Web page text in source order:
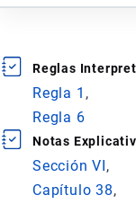
Reglas
Regla 1
Regla 6
Notas
Sección VI
Capítulo 38